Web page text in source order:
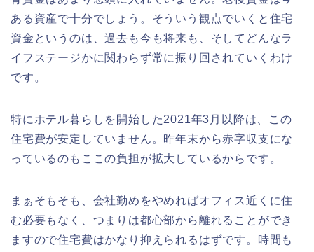
ある資産で十分でしょう。そういう観点でいくと住宅
資金というのは、過去も今も将来も、そしてどんなラ
イフステージかに関わらず常に振り回されていくわけ
です。
特にホテル暮らしを開始した2021年3月以降は、この
住宅費が安定していません。昨年末から赤字収支にな
っているのもここの負担が拡大しているからです。
まぁそもそも、会社勤めをやめればオフィス近くに住
む必要もなく、つまりは都心部から離れることができ
ますので住宅費はかなり抑えられるはずです。時間も